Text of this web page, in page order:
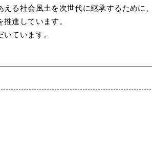
る社会風土を次世代に継承するために
進しています。
ています。